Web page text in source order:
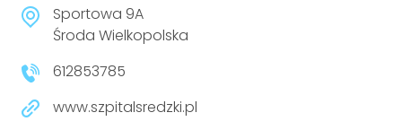
Sportowa 9A
Środa Wielkopolska
612853785
www.szpitalsredzki.pl